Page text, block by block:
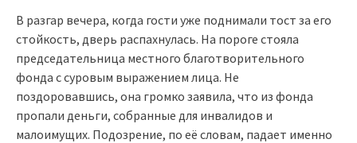
В разгар вечера, когда гости уже поднимали тост за его
стойкость, дверь распахнулась. На пороге стояла
председательница местного благотворительного
фонда с суровым выражением лица. Не
поздоровавшись, она громко заявила, что из фонда
пропали деньги, собранные для инвалидов и
малоимущих. Подозрение, по её словам, падает именно